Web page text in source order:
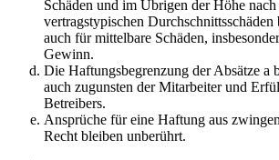
Schäden und im Übrigen der Höhe
vertragstypischen
auch für mittelbare Schäden,
Gewinn.
Die Haftungsbegrenzung der Absätze a
auch zugunsten der Mitarbeiter und
Betreibers.
Ansprüche für eine Haftung aus
Recht bleiben unberührt.